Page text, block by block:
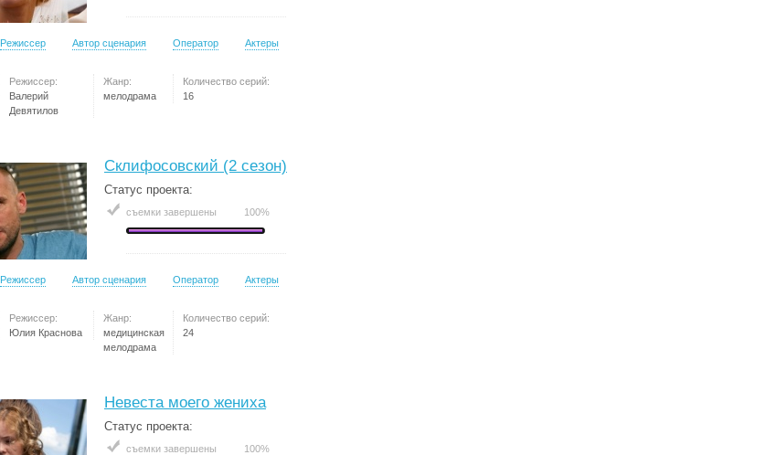
Режиссер Автор сценария Оператор Актеры
Режиссер:
Валерий
Девятилов
Жанр:
мелодрама
Количество серий:
16
Склифосовский (2 сезон)
Статус проекта:
съемки завершены 100%
Режиссер Автор сценария Оператор Актеры
Режиссер:
Юлия Краснова
Жанр:
медицинская
мелодрама
Количество серий:
24
Невеста моего жениха
Статус проекта:
съемки завершены 100%